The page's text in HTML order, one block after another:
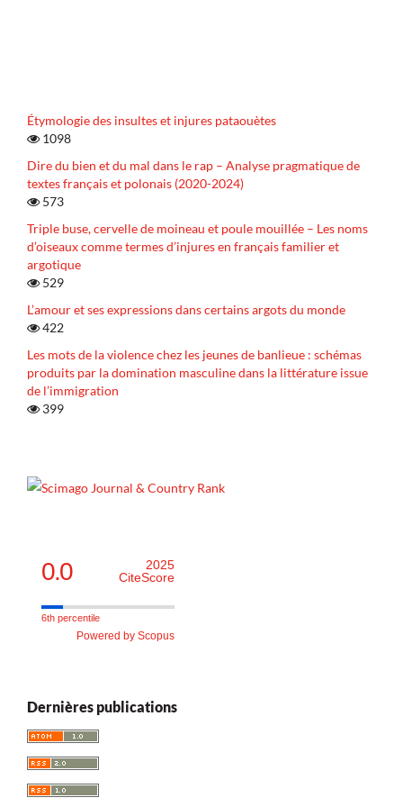
Étymologie des insultes et injures pataouètes
1098
Dire du bien et du mal dans le rap – Analyse pragmatique de
textes français et polonais (2020-2024)
573
Triple buse, cervelle de moineau et poule mouillée – Les noms
d’oiseaux comme termes d’injures en français familier et
argotique
529
L’amour et ses expressions dans certains argots du monde
422
Les mots de la violence chez les jeunes de banlieue : schémas
produits par la domination masculine dans la littérature issue
de l’immigration
399
0.0
2025
CiteScore
6th percentile
Powered by Scopus
Dernières publications